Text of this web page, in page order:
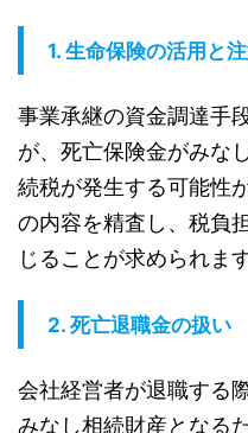
1. 生命保険の活用と
事業承継の資金調達手
が、死亡保険金がみな
続税が発生する可能性
の内容を精査し、税負
じることが求められます
2. 死亡退職金の扱い
会社経営者が退職する
みなし相続財産となる